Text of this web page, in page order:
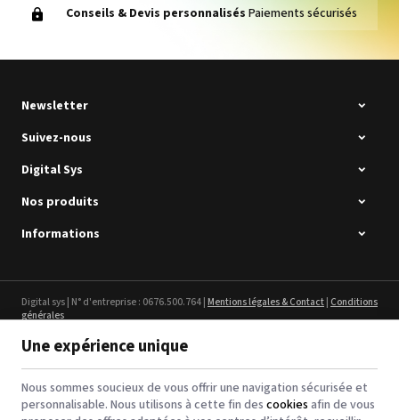
Chemica SubliTex
MAX 2
Voir le détail
1000014464 PAD, CLEANER
Voir le détail
Conseils & Devis personnalisés Paiements sécurisés
Newsletter
Suivez-nous
Digital Sys
Nos produits
Informations
Digital sys | N° d'entreprise : 0676.500.764 |Mentions légales & Contact| Conditions
générales
de vos données par Google
© Copyright 2023-2026 -E-net Business
commerçants, indépendants & PME
Une expérience unique
Nous sommes soucieux de vous offrir une navigation sécurisée et
personnalisable. Nous utilisons à cette fin des cookies afin de vous